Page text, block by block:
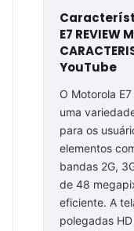
E7 REVIEW
YouTube
O Motorola
uma
para os
elementos
bandas 2G,
de 48
eficiente. A
polegadas